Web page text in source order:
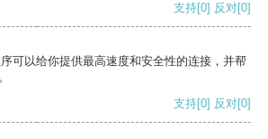
支持[0] 反对[0]
可以给你提供最高速度和安全性的连接，并帮
支持[0] 反对[0]